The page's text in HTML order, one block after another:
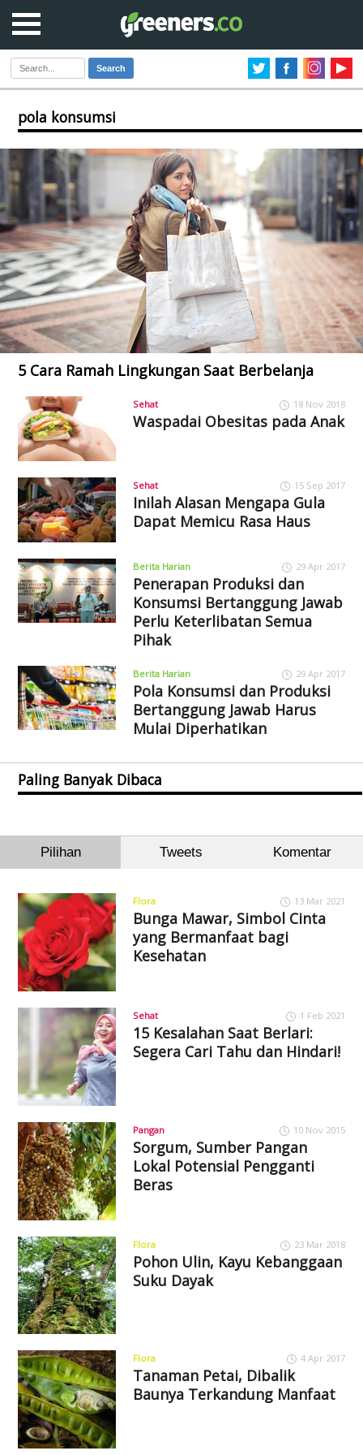
Search
pola konsumsi
5 Cara Ramah Lingkungan Saat Berbelanja
Sehat 18 Nov 2018
Waspadai Obesitas pada Anak
Sehat 15 Sep 2017
Inilah Alasan Mengapa Gula
Dapat Memicu Rasa Haus
Berita Harian 29 Apr 2017
Penerapan Produksi dan
Konsumsi Bertanggung Jawab
Perlu Keterlibatan Semua
Pihak
Berita Harian 29 Apr 2017
Pola Konsumsi dan Produksi
Bertanggung Jawab Harus
Mulai Diperhatikan
Paling Banyak Dibaca
Pilihan Tweets Komentar
Flora 13 Mar 2021
Bunga Mawar, Simbol Cinta
yang Bermanfaat bagi
Kesehatan
Sehat 1 Feb 2021
15 Kesalahan Saat Berlari:
Segera Cari Tahu dan Hindari!
Pangan 10 Nov 2015
Sorgum, Sumber Pangan
Lokal Potensial Pengganti
Beras
Flora 23 Mar 2018
Pohon Ulin, Kayu Kebanggaan
Suku Dayak
Flora 4 Apr 2017
Tanaman Petai, Dibalik
Baunya Terkandung Manfaat